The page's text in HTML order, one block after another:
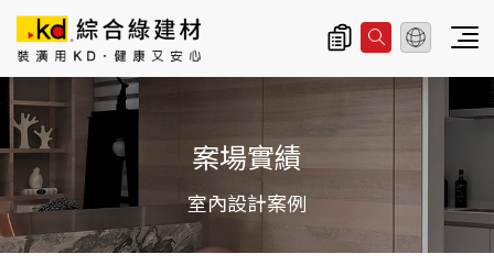
主
導
覽
|
K
案場實績
室內設計案例
總公司資訊